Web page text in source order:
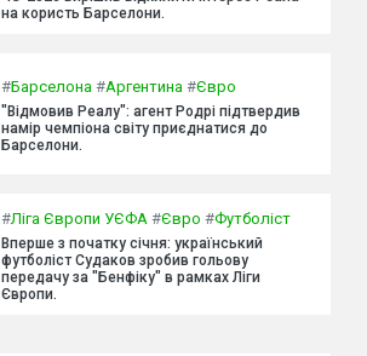
на користь Барселони.
#Барселона #Аргентина #Євро
"Відмовив Реалу": агент Родрі підтвердив
намір чемпіона світу приєднатися до
Барселони.
#Ліга Європи УЄФА #Євро #Футболіст
Вперше з початку січня: український
футболіст Судаков зробив гольову
передачу за "Бенфіку" в рамках Ліги
Європи.